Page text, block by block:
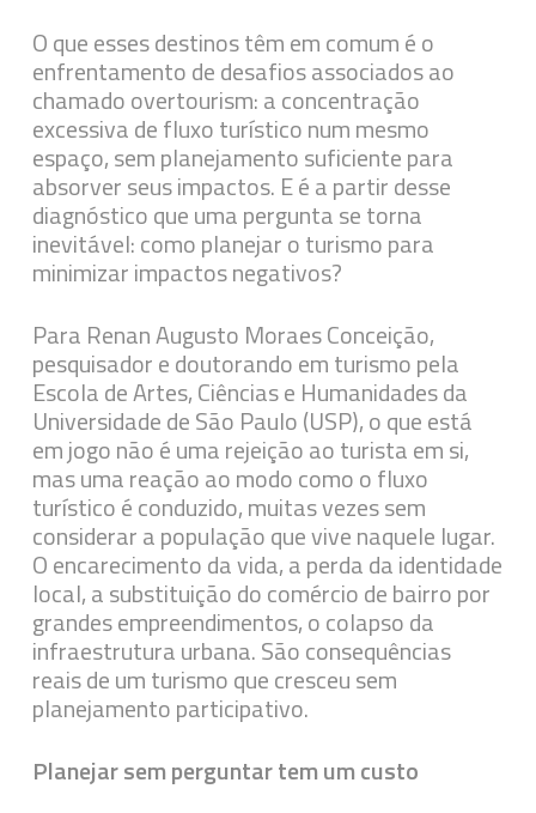
O que esses destinos têm em comum é o
enfrentamento de desafios associados ao
chamadoovertourism: a concentração
excessiva de fluxo turístico num mesmo
espaço, sem planejamento suficiente para
absorver seus impactos. E é a partir desse
diagnóstico que uma pergunta se torna
inevitável: como planejar o turismo para
minimizar impactos negativos?
Para Renan Augusto Moraes Conceição,
pesquisador e doutorando em turismo pela
Escola de Artes, Ciências e Humanidades da
Universidade de São Paulo (USP), o que está
em jogo não é uma rejeição ao turista em si,
mas uma reação ao modo como o fluxo
turístico é conduzido, muitas vezes sem
considerar a população que vive naquele lugar.
O encarecimento da vida, a perda da identidade
local, a substituição do comércio de bairro por
grandes empreendimentos, o colapso da
infraestrutura urbana. São consequências
reais de um turismo que cresceu sem
planejamento participativo.
Planejar sem perguntar tem um custo